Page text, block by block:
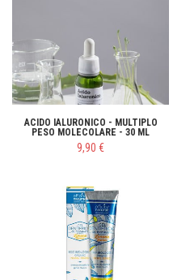
ACIDO IALURONICO - MULTIPLO
PESO MOLECOLARE - 30 ML
9,90 €